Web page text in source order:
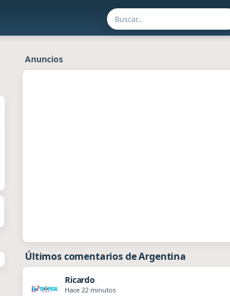
Anuncios
Últimos comentarios de Argentina
Ricardo
Hace 22 minutos